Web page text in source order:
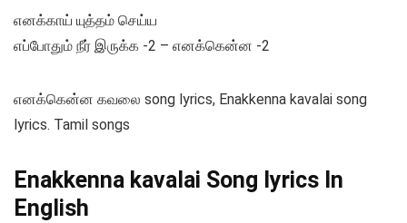
எனக்காய் யுத்தம் செய்ய
எப்போதும் நீர் இருக்க -2 – எனக்கென்ன -2
எனக்கென்ன கவலை song lyrics, Enakkenna kavalai song
lyrics. Tamil songs
Enakkenna kavalai Song lyrics In
English